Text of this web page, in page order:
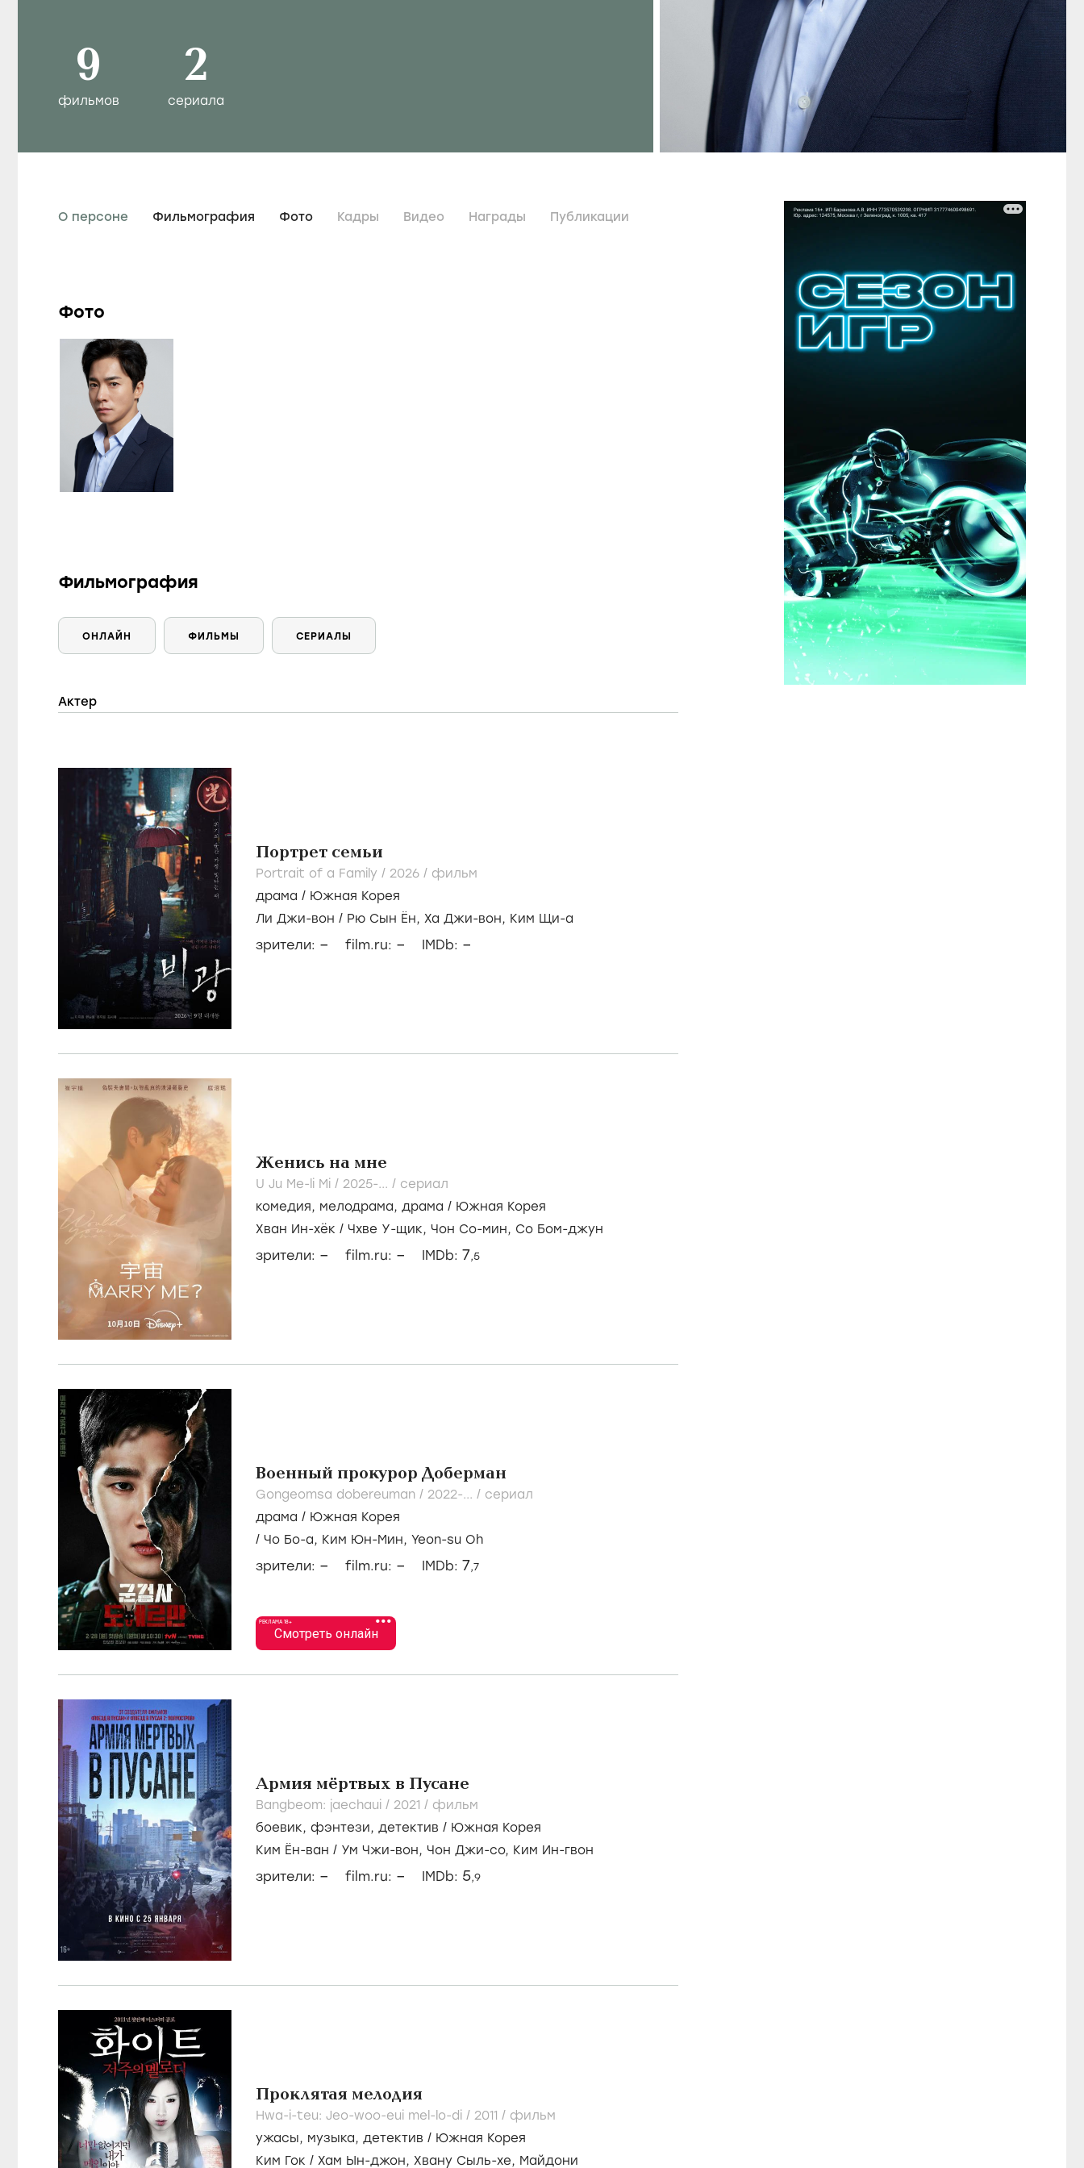
9
фильмов
2
сериала
О персоне Фильмография Фото Кадры Видео Награды Публикации
Фото
Фильмография
ОНЛАЙН ФИЛЬМЫ СЕРИАЛЫ
Актер
Портрет семьи
Portrait of a Family / 2026 / фильм
драма / Южная Корея
Ли Джи-вон / Рю Сын Ён, Ха Джи-вон, Ким Щи-а
зрители: – film.ru: – IMDb: –
Женись на мне
U Ju Me-li Mi / 2025-... / сериал
комедия, мелодрама, драма / Южная Корея
Хван Ин-хёк / Чхве У-щик, Чон Со-мин, Со Бом-джун
зрители: – film.ru: – IMDb: 7,5
Военный прокурор Доберман
Gongeomsa dobereuman / 2022-... / сериал
драма / Южная Корея
/ Чо Бо-а, Ким Юн-Мин, Yeon-su Oh
зрители: – film.ru: – IMDb: 7,7
•••
РЕКЛАМА 18+
Смотреть онлайн
Армия мёртвых в Пусане
Bangbeom: jaechaui / 2021 / фильм
боевик, фэнтези, детектив / Южная Корея
Ким Ён-ван / Ум Чжи-вон, Чон Джи-со, Ким Ин-гвон
зрители: – film.ru: – IMDb: 5,9
Проклятая мелодия
Hwa-i-teu: Jeo-woo-eui mel-lo-di / 2011 / фильм
ужасы, музыка, детектив / Южная Корея
Ким Гок / Хам Ын-джон, Хвану Сыль-хе, Майдони